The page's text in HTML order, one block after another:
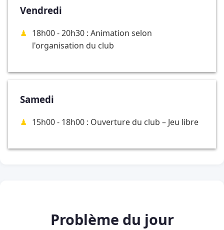
Vendredi
18h00 - 20h30 : Animation selon
l'organisation du club
Samedi
15h00 - 18h00 : Ouverture du club – Jeu libre
Problème du jour